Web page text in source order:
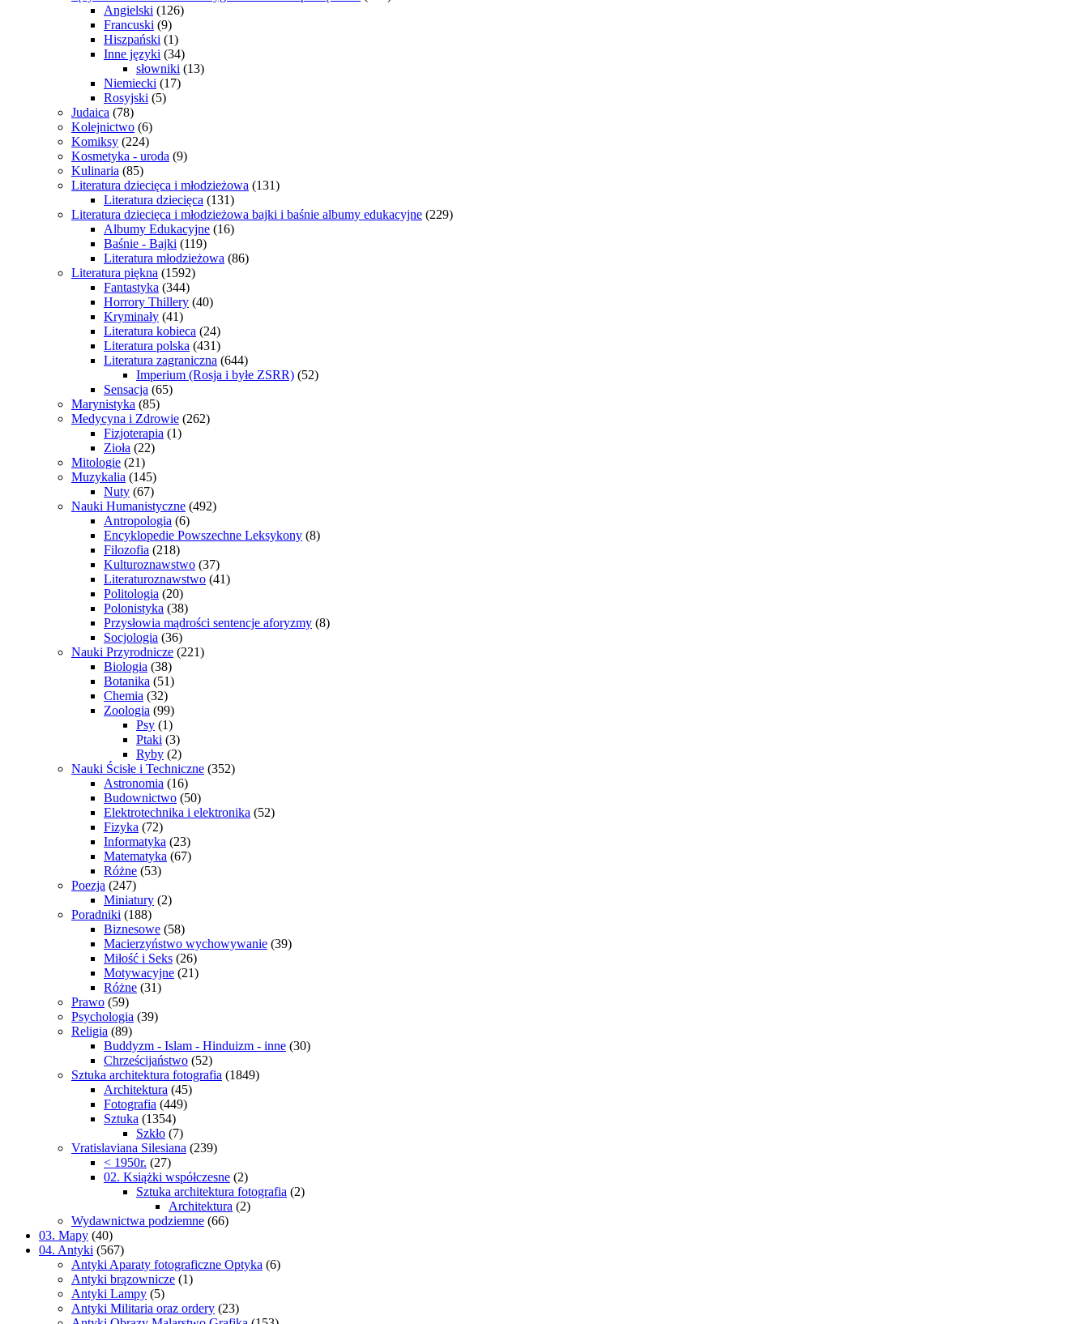
Angielski (126)
Francuski (9)
Hiszpański (1)
Inne języki (34)
słowniki (13)
Niemiecki (17)
Rosyjski (5)
Judaica (78)
Kolejnictwo (6)
Komiksy (224)
Kosmetyka - uroda (9)
Kulinaria (85)
Literatura dziecięca i młodzieżowa (131)
Literatura dziecięca (131)
Literatura dziecięca i młodzieżowa bajki i baśnie albumy edukacyjne (229)
Albumy Edukacyjne (16)
Baśnie - Bajki (119)
Literatura młodzieżowa (86)
Literatura piękna (1592)
Fantastyka (344)
Horrory Thillery (40)
Kryminały (41)
Literatura kobieca (24)
Literatura polska (431)
Literatura zagraniczna (644)
Imperium (Rosja i byłe ZSRR) (52)
Sensacja (65)
Marynistyka (85)
Medycyna i Zdrowie (262)
Fizjoterapia (1)
Zioła (22)
Mitologie (21)
Muzykalia (145)
Nuty (67)
Nauki Humanistyczne (492)
Antropologia (6)
Encyklopedie Powszechne Leksykony (8)
Filozofia (218)
Kulturoznawstwo (37)
Literaturoznawstwo (41)
Politologia (20)
Polonistyka (38)
Przysłowia mądrości sentencje aforyzmy (8)
Socjologia (36)
Nauki Przyrodnicze (221)
Biologia (38)
Botanika (51)
Chemia (32)
Zoologia (99)
Psy (1)
Ptaki (3)
Ryby (2)
Nauki Ścisłe i Techniczne (352)
Astronomia (16)
Budownictwo (50)
Elektrotechnika i elektronika (52)
Fizyka (72)
Informatyka (23)
Matematyka (67)
Różne (53)
Poezja (247)
Miniatury (2)
Poradniki (188)
Biznesowe (58)
Macierzyństwo wychowywanie (39)
Miłość i Seks (26)
Motywacyjne (21)
Różne (31)
Prawo (59)
Psychologia (39)
Religia (89)
Buddyzm - Islam - Hinduizm - inne (30)
Chrześcijaństwo (52)
Sztuka architektura fotografia (1849)
Architektura (45)
Fotografia (449)
Sztuka (1354)
Szkło (7)
Vratislaviana Silesiana (239)
< 1950r. (27)
02. Książki współczesne (2)
Sztuka architektura fotografia (2)
Architektura (2)
Wydawnictwa podziemne (66)
03. Mapy (40)
04. Antyki (567)
Antyki Aparaty fotograficzne Optyka (6)
Antyki brązownicze (1)
Antyki Lampy (5)
Antyki Militaria oraz ordery (23)